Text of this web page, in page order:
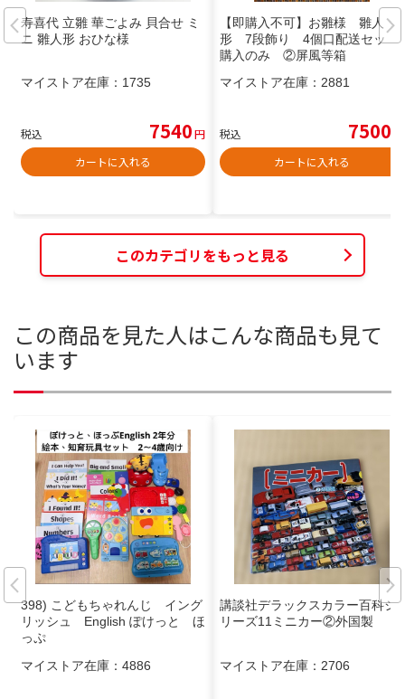
寿喜代 立雛 華ごよみ 貝合せ ミ
ニ 雛人形 おひな様
マイストア在庫： 1735
税込 7540円
カートに入れる
【即購入不可】お雛様 雛人
形 7段飾り 4個口配送セット
購入のみ ②屏風等箱
マイストア在庫： 2881
税込 7500
カートに入れる
このカテゴリをもっと見る
この商品を見た人はこんな商品も見て
います
398) こどもちゃれんじ イング
リッシュ English ぽけっと ほ
っぷ
マイストア在庫： 4886
講談社デラックスカラー百科シ
リーズ11ミニカー②外国製
マイストア在庫： 2706